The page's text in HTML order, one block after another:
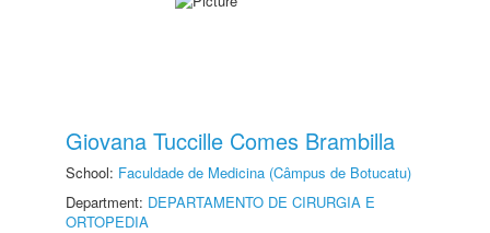
Giovana Tuccille Comes Brambilla
School: Faculdade de Medicina (Câmpus de Botucatu)
Department: DEPARTAMENTO DE CIRURGIA E
ORTOPEDIA